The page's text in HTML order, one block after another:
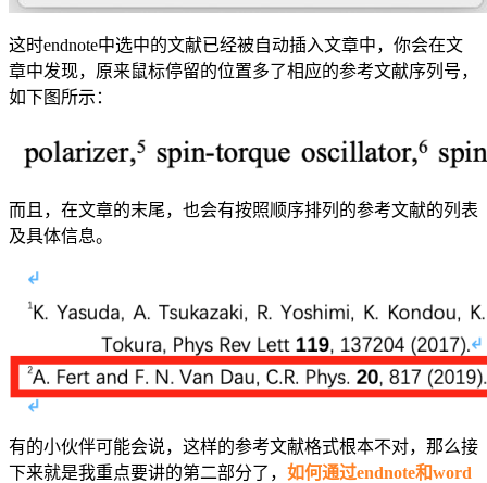
这时endnote中选中的文献已经被自动插入文章中，你会在文
章中发现，原来鼠标停留的位置多了相应的参考文献序列号，
如下图所示：
而且，在文章的末尾，也会有按照顺序排列的参考文献的列表
及具体信息。
有的小伙伴可能会说，这样的参考文献格式根本不对，那么接
下来就是我重点要讲的第二部分了， 如何通过endnote和word